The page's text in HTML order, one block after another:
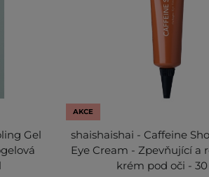
Gel
AKCE
shaishaishai - Caffeine
Eye Cream - Zpevňující a
krém pod oči -